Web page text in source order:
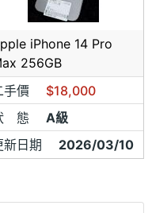
iPhone 14 Pro
256GB
手價
$18,000
態
A級
新日期
2026/03/10